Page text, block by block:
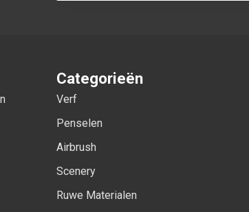
Categorieën
Verf
Penselen
Airbrush
Scenery
Ruwe Materialen